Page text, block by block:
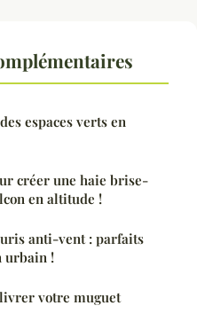
espaces verts en
créer une haie brise-
en altitude !
anti-vent : parfaits
urbain !
votre muguet